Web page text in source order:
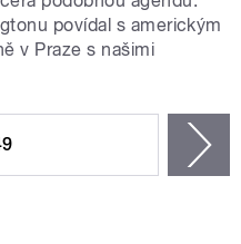
povídal s americkým
v Praze s našimi